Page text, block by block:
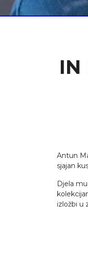
IN
Antun
sjajan
Djela
izložbi u